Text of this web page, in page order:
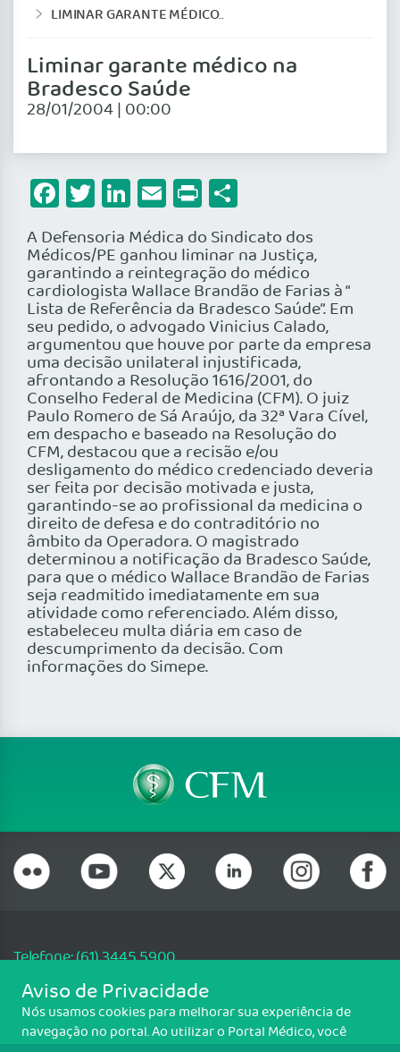
LIMINAR GARANTE MÉDICO NA BRADESCO SAÚDE
Liminar garante médico na
Bradesco Saúde
28/01/2004 | 00:00
Facebook
Twitter
LinkedIn
Email
Print
A Defensoria Médica do Sindicato dos
Médicos/PE ganhou liminar na Justiça,
garantindo a reintegração do médico
cardiologista Wallace Brandão de Farias à “
Lista de Referência da Bradesco Saúde”. Em
seu pedido, o advogado Vinicius Calado,
argumentou que houve por parte da empresa
uma decisão unilateral injustificada,
afrontando a Resolução 1616/2001, do
Conselho Federal de Medicina (CFM). O juiz
Paulo Romero de Sá Araújo, da 32ª Vara Cível,
em despacho e baseado na Resolução do
CFM, destacou que a recisão e/ou
desligamento do médico credenciado deveria
ser feita por decisão motivada e justa,
garantindo-se ao profissional da medicina o
direito de defesa e do contraditório no
âmbito da Operadora. O magistrado
determinou a notificação da Bradesco Saúde,
para que o médico Wallace Brandão de Farias
seja readmitido imediatamente em sua
atividade como referenciado. Além disso,
estabeleceu multa diária em caso de
descumprimento da decisão. Com
informações do Simepe.
Telefone: (61) 3445 5900
Email: cfm@portalmedico.org.br
SGAS 616, Conjunto D, Lote 115, L2 Sul, Brasília/DF - CEP: 70200-760 -
CNPJ: 33.583.550/0001-30
Aviso de Privacidade
Nós usamos cookies para melhorar sua experiência de
navegação no portal. Ao utilizar o Portal Médico, você